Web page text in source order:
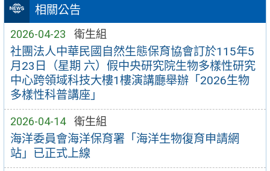
相關公告
2026-04-23 衛生組
社團法人中華民國自然生態保育協會訂於115年5
月23日（星期 六）假中央研究院生物多樣性研究
中心跨領域科技大樓1樓演講廳舉辦「2026生物
多樣性科普講座」
2026-04-14 衛生組
海洋委員會海洋保育署「海洋生物復育申請網
站」已正式上線